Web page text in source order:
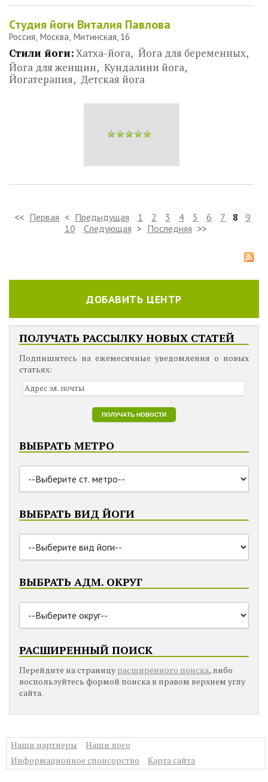
Студия йоги Виталия Павлова
Россия Москва Митинская, 16
Стили йоги:Хатха-йога Йога для беременных
Йога для женщин
Кундалини йога
Йогатерапия
Детская йога
<< Первая < Предыдущая 1 2 3 4 5 6 7 8
9
10
Следующая > Последняя >>
ДОБАВИТЬ ЦЕНТР
ПОЛУЧАТЬ РАССЫЛКУ НОВЫХ СТАТЕЙ
Подпишитесь на ежемесячные уведомления о новых
статьях:
ВЫБРАТЬ МЕТРО
ВЫБРАТЬ ВИД ЙОГИ
ВЫБРАТЬ АДМ. ОКРУГ
РАСШИРЕННЫЙ ПОИСК
Перейдите на страницу расширенного поиска, либо
воспользуйтесь формой поиска в правом верхнем углу
сайта.
Наши партнеры
Наши лого
Информационное спонсорство
Карта сайта